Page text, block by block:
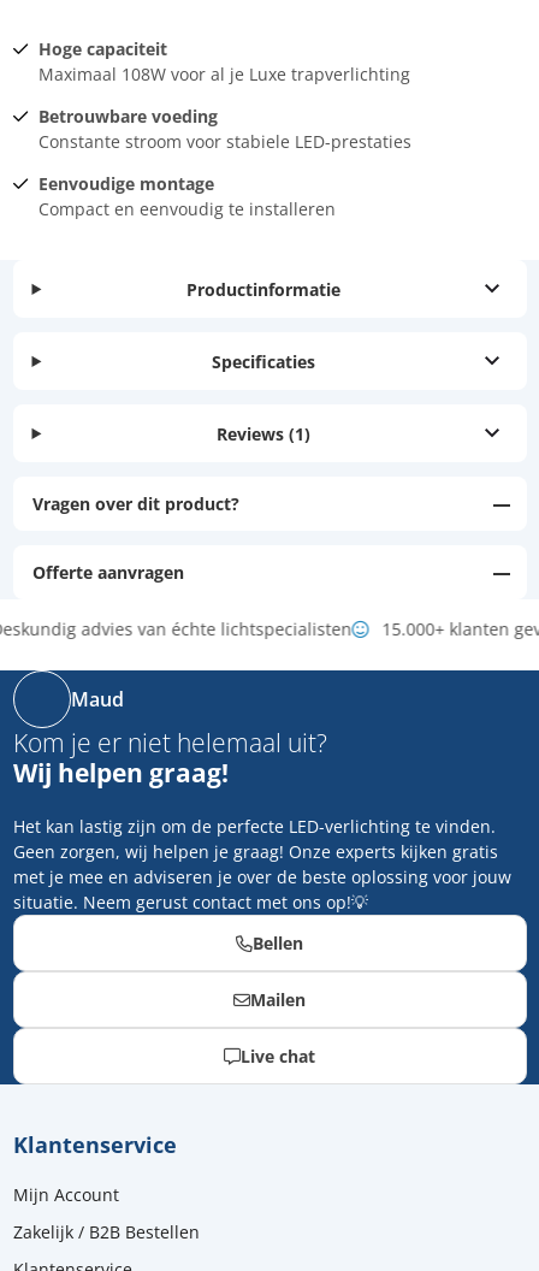
Hoge capaciteit
Maximaal 108W voor al je Luxe trapverlichting
Betrouwbare voeding
Constante stroom voor stabiele LED-prestaties
Eenvoudige montage
Compact en eenvoudig te installeren
Productinformatie
Specificaties
Reviews (1)
Vragen over dit product?
Offerte aanvragen
advies van échte lichtspecialisten 15.000+ klanten
Maud
Kom je er niet helemaal uit?
Wij helpen graag!
Het kan lastig zijn om de perfecte LED-verlichting te vinden.
Geen zorgen, wij helpen je graag! Onze experts kijken gratis
met je mee en adviseren je over de beste oplossing voor jouw
situatie. Neem gerust contact met ons op!💡
Bellen
Mailen
Live chat
Klantenservice
Mijn Account
Zakelijk / B2B Bestellen